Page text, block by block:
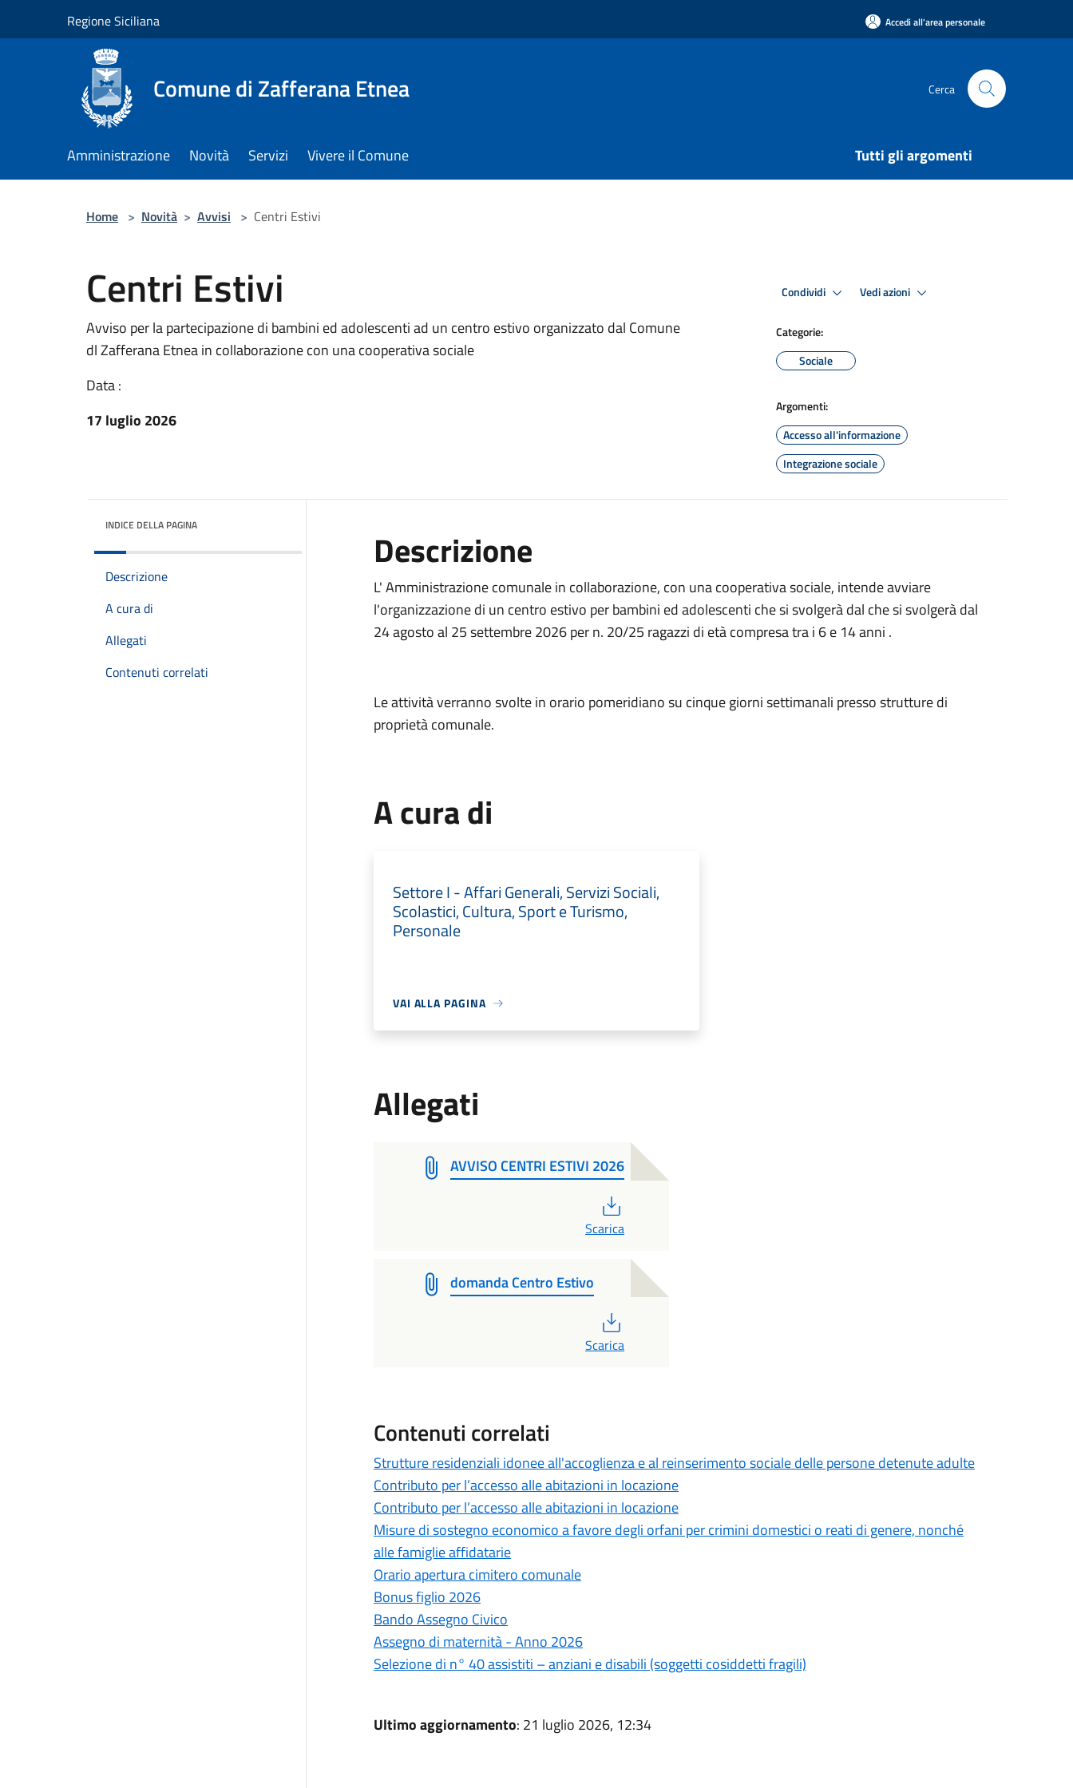
Regione Siciliana Accedi all'area personale
Comune di Zafferana Etnea Cerca
Amministrazione Novità Servizi Vivere il Comune Tutti gli argomenti
Home > Novità > Avvisi > Centri Estivi
Centri Estivi
Avviso per la partecipazione di bambini ed adolescenti ad un centro estivo organizzato dal Comune
dl Zafferana Etnea in collaborazione con una cooperativa sociale
Data :
17 luglio 2026
Condividi Vedi azioni
Categorie:
Sociale
Argomenti:
Accesso all'informazione
Integrazione sociale
INDICE DELLA PAGINA
Descrizione
A cura di
Allegati
Contenuti correlati
Descrizione
L' Amministrazione comunale in collaborazione, con una cooperativa sociale, intende avviare
l'organizzazione di un centro estivo per bambini ed adolescenti che si svolgerà dal che si svolgerà dal
24 agosto al 25 settembre 2026 per n. 20/25 ragazzi di età compresa tra i 6 e 14 anni .
Le attività verranno svolte in orario pomeridiano su cinque giorni settimanali presso strutture di
proprietà comunale.
A cura di
Settore I - Affari Generali, Servizi Sociali,
Scolastici, Cultura, Sport e Turismo,
Personale
VAI ALLA PAGINA
Allegati
AVVISO CENTRI ESTIVI 2026
Scarica
domanda Centro Estivo
Scarica
Contenuti correlati
Strutture residenziali idonee all'accoglienza e al reinserimento sociale delle persone detenute adulte
Contributo per l’accesso alle abitazioni in locazione
Contributo per l’accesso alle abitazioni in locazione
Misure di sostegno economico a favore degli orfani per crimini domestici o reati di genere, nonché
alle famiglie affidatarie
Orario apertura cimitero comunale
Bonus figlio 2026
Bando Assegno Civico
Assegno di maternità - Anno 2026
Selezione di n° 40 assistiti – anziani e disabili (soggetti cosiddetti fragili)
Ultimo aggiornamento: 21 luglio 2026, 12:34